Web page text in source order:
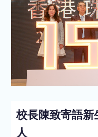
校長陳致寄語
人